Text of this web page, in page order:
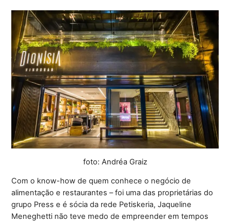
foto: Andréa Graiz
Com o know-how de quem conhece o negócio de
alimentação e restaurantes – foi uma das proprietárias do
grupo Press e é sócia da rede Petiskeria, Jaqueline
Meneghetti não teve medo de empreender em tempos